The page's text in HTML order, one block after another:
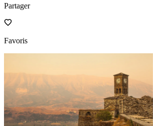
Partager
Favoris